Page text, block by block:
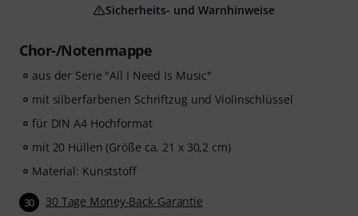
Chor-/Notenmappe
aus der Serie "All I Need Is Music"
mit silberfarbenen Schriftzug und Violinschlüssel
für DIN A4 Hochformat
mit 20 Hüllen (Größe ca. 21 x 30,2 cm)
Material: Kunststoff
30 30 Tage Money-Back-Garantie
Sicherheits- und Warnhinweise